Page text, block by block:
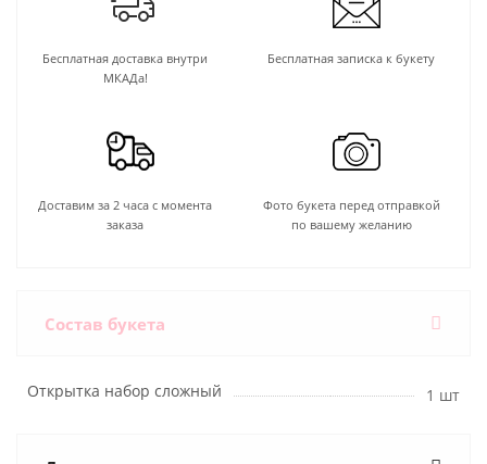
Бесплатная доставка внутри
МКАДа!
Бесплатная записка к букету
Доставим за 2 часа с момента
заказа
Фото букета перед отправкой
по вашему желанию
Состав букета
Открытка набор сложный 1 шт